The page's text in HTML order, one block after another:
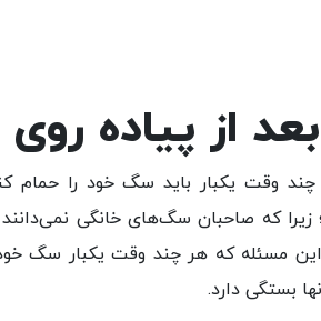
از پیاده روی
وقت یکبار باید سگ خود را حمام
زیرا که صاحبان سگ‌های خانگی
مسئله که هر چند وقت یکبار سگ
بستگی دارد.